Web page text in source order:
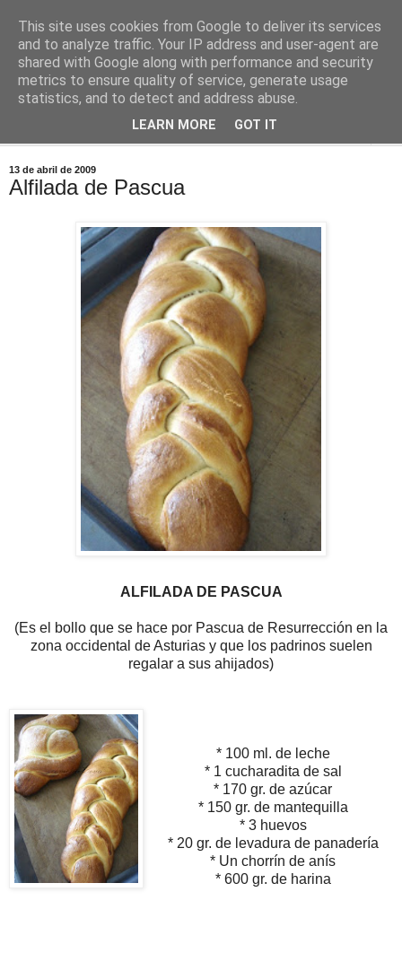
Comoju
La Cocina del Día a Día y el día a día de la Gastronomía
13 de abril de 2009
Alfilada de Pascua
ALFILADA DE PASCUA
(Es el bollo que se hace por Pascua de Resurrección en la
zona occidental de Asturias y que los padrinos suelen
regalar a sus ahijados)
* 100 ml. de leche
* 1 cucharadita de sal
* 170 gr. de azúcar
* 150 gr. de mantequilla
* 3 huevos
* 20 gr. de levadura de panadería
* Un chorrín de anís
* 600 gr. de harina
This site uses cookies from Google to deliver its services
and to analyze traffic. Your IP address and user-agent are
shared with Google along with performance and security
metrics to ensure quality of service, generate usage
statistics, and to detect and address abuse.
LEARN MORE GOT IT